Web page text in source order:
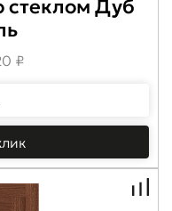
стеклом Дуб
₽